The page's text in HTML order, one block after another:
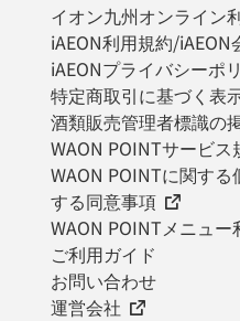
イオン九州オンライン
iAEON利用規約/iAEON
iAEONプライバシーポ
特定商取引に基づく表
酒類販売管理者標識の
WAON POINTサービス
WAON POINTに関す
する同意事項
WAON POINTメニュー
ご利用ガイド
お問い合わせ
運営会社